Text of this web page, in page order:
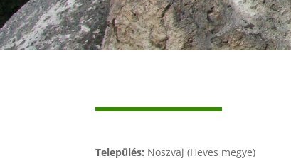
Település: Noszvaj (Heves megye)